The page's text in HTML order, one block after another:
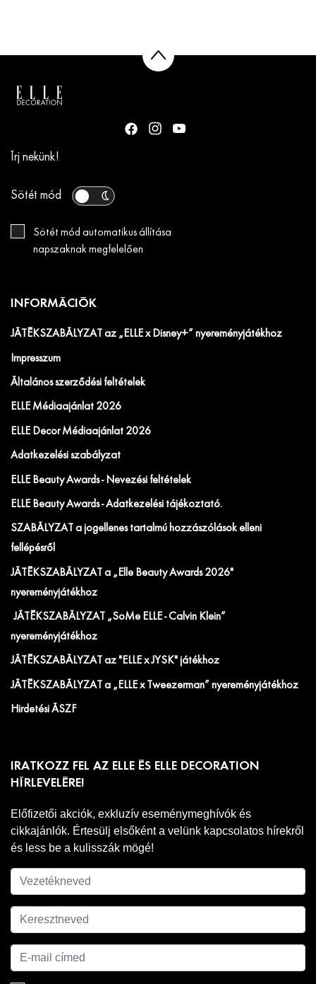
Írj nekünk!
Sötét mód
Sötét mód automatikus állítása
napszaknak megfelelően
INFORMÁCIÓK
JÁTÉKSZABÁLYZAT az „ELLE x Disney+” nyereményjátékhoz
Impresszum
Általános szerződési feltételek
ELLE Médiaajánlat 2026
ELLE Decor Médiaajánlat 2026
Adatkezelési szabályzat
ELLE Beauty Awards - Nevezési feltételek
ELLE Beauty Awards - Adatkezelési tájékoztató.
SZABÁLYZAT a jogellenes tartalmú hozzászólások elleni
fellépésről
JÁTÉKSZABÁLYZAT a „Elle Beauty Awards 2026"
nyereményjátékhoz
JÁTÉKSZABÁLYZAT „SoMe ELLE - Calvin Klein”
nyereményjátékhoz
JÁTÉKSZABÁLYZAT az "ELLE x JYSK" játékhoz
JÁTÉKSZABÁLYZAT a „ELLE x Tweezerman” nyereményjátékhoz
Hirdetési ÁSZF
IRATKOZZ FEL AZ ELLE ÉS ELLE DECORATION
HÍRLEVELÉRE!
Előfizetői akciók, exkluzív eseménymeghívók és
cikkajánlók. Értesülj elsőként a velünk kapcsolatos hírekről
és less be a kulisszák mögé!